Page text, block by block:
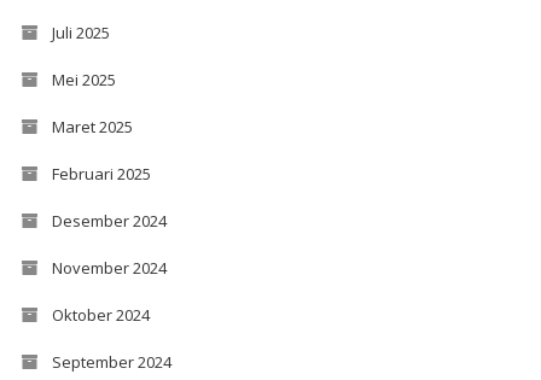
Juli 2025
Mei 2025
Maret 2025
Februari 2025
Desember 2024
November 2024
Oktober 2024
September 2024